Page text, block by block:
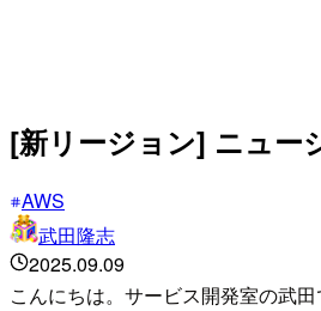
[新リージョン] ニュー
AWS
武田隆志
2025.09.09
こんにちは。サービス開発室の武田